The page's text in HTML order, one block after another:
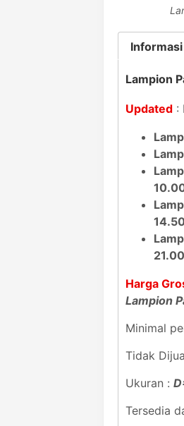
Lampion
Updated :
Harga
Lampion
Minimal
Tidak
Ukuran :
Tersedia